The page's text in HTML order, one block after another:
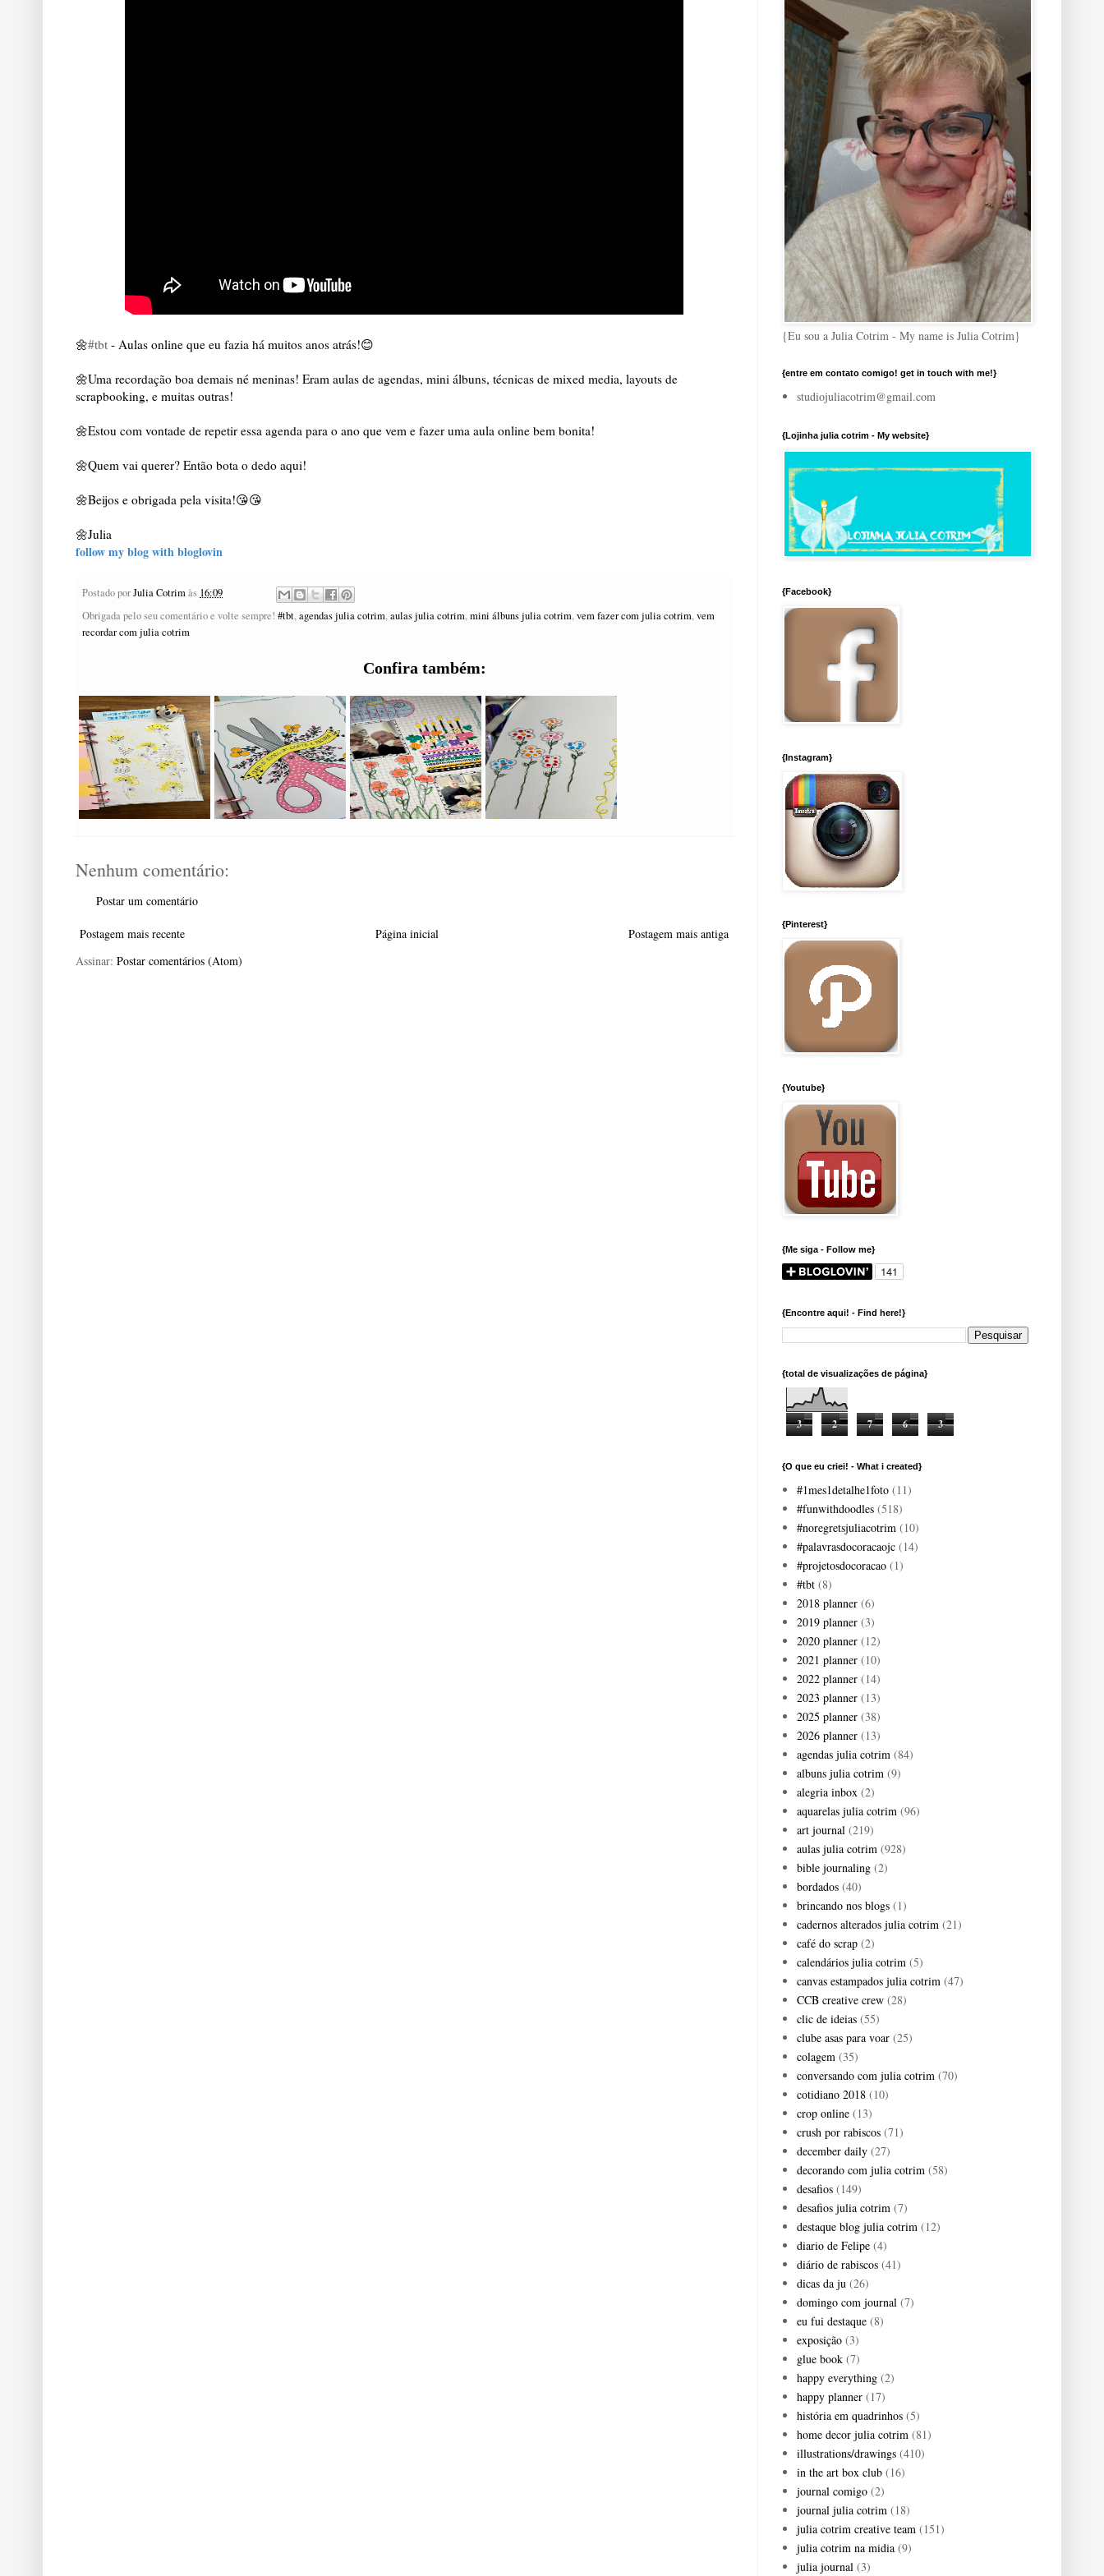
🌼#tbt - Aulas online que eu fazia há muitos anos atrás!😊
🌼Uma recordação boa demais né meninas! Eram aulas de agendas, mini álbuns, técnicas de mixed media, layouts de
scrapbooking, e muitas outras!
🌼Estou com vontade de repetir essa agenda para o ano que vem e fazer uma aula online bem bonita!
🌼Quem vai querer? Então bota o dedo aqui!
🌼Beijos e obrigada pela visita!😘😘
🌼Julia
follow my blog with bloglovin
Postado porJulia Cotrimàs 16:09
Obrigada pelo seu comentário e volte sempre! #tbt,agendas julia cotrim,aulas julia cotrim,mini álbuns julia cotrim,vem fazer com julia cotrim,vem
recordar com julia cotrim
Confira também:
Nenhum comentário:
Postar um comentário
Postagem mais recente Postagem mais antiga
Página inicial
Assinar: Postar comentários (Atom)
{Eu sou a Julia Cotrim - My name is Julia Cotrim}
{entre em contato comigo! get in touch with me!}
studiojuliacotrim@gmail.com
{Lojinha julia cotrim - My website}
{Facebook}
{Instagram}
{Pinterest}
{Youtube}
{Me siga - Follow me}
{Encontre aqui! - Find here!}
{total de visualizações de página}
3 2 7 6 3
{O que eu criei! - What i created}
#1mes1detalhe1foto (11)
#funwithdoodles (518)
#noregretsjuliacotrim (10)
#palavrasdocoracaojc (14)
#projetosdocoracao (1)
#tbt (8)
2018 planner (6)
2019 planner (3)
2020 planner (12)
2021 planner (10)
2022 planner (14)
2023 planner (13)
2025 planner (38)
2026 planner (13)
agendas julia cotrim (84)
albuns julia cotrim (9)
alegria inbox (2)
aquarelas julia cotrim (96)
art journal (219)
aulas julia cotrim (928)
bible journaling (2)
bordados (40)
brincando nos blogs (1)
cadernos alterados julia cotrim (21)
café do scrap (2)
calendários julia cotrim (5)
canvas estampados julia cotrim (47)
CCB creative crew (28)
clic de ideias (55)
clube asas para voar (25)
colagem (35)
conversando com julia cotrim (70)
cotidiano 2018 (10)
crop online (13)
crush por rabiscos (71)
december daily (27)
decorando com julia cotrim (58)
desafios (149)
desafios julia cotrim (7)
destaque blog julia cotrim (12)
diario de Felipe (4)
diário de rabiscos (41)
dicas da ju (26)
domingo com journal (7)
eu fui destaque (8)
exposição (3)
glue book (7)
happy everything (2)
happy planner (17)
história em quadrinhos (5)
home decor julia cotrim (81)
illustrations/drawings (410)
in the art box club (16)
journal comigo (2)
journal julia cotrim (18)
julia cotrim creative team (151)
julia cotrim na midia (9)
julia journal (3)